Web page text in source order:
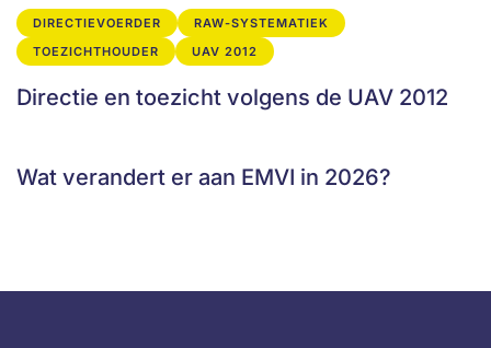
DIRECTIEVOERDER
RAW-SYSTEMATIEK
TOEZICHTHOUDER
UAV 2012
Directie en toezicht volgens de UAV 2012
Wat verandert er aan EMVI in 2026?